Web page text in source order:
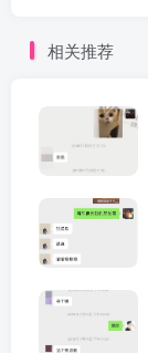
相关推荐